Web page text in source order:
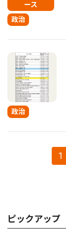
ース
政治
政治
1
ピックアップ